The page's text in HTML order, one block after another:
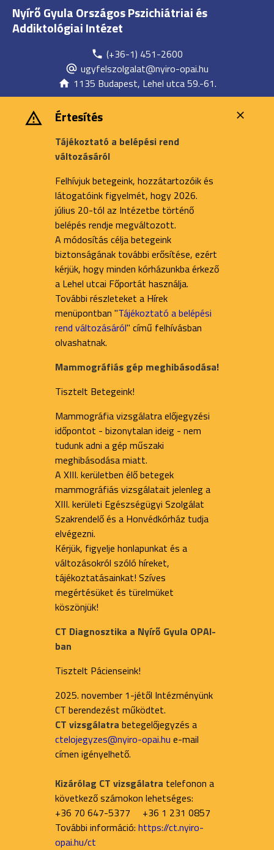
Nyírő Gyula Országos Pszichiátriai és
Addiktológiai Intézet
(+36-1) 451-2600
ugyfelszolgalat@nyiro-opai.hu
1135 Budapest, Lehel utca 59.-61.
Értesítés
Tájékoztató a belépési rend
változásáról
Felhívjuk betegeink, hozzátartozóik és
látogatóink figyelmét, hogy 2026.
július 20-tól az Intézetbe történő
belépés rendje megváltozott.
A módosítás célja betegeink
biztonságának további erősítése, ezért
kérjük, hogy minden kórházunkba érkező
a Lehel utcai Főportát használja.
További részleteket a Hírek
menüpontban "Tájékoztató a belépési
rend változásáról" című felhívásban
olvashatnak.
Mammográfiás gép meghibásodása!
Tisztelt Betegeink!
Mammográfia vizsgálatra előjegyzési
időpontot - bizonytalan ideig - nem
tudunk adni a gép műszaki
meghibásodása miatt.
A XIII. kerületben élő betegek
mammográfiás vizsgálatait jelenleg a
XIII. kerületi Egészségügyi Szolgálat
Szakrendelő és a Honvédkórház tudja
elvégezni.
Kérjük, figyelje honlapunkat és a
változásokról szóló híreket,
tájékoztatásainkat! Szíves
megértésüket és türelmüket
köszönjük!
CT Diagnosztika a Nyírő Gyula OPAI-
ban
Tisztelt Pácienseink!
2025. november 1-jétől Intézményünk
CT berendezést működtet.
CT vizsgálatra betegelőjegyzés a
ctelojegyzes@nyiro-opai.hu e-mail
címen igényelhető.
Kizárólag CT vizsgálatra telefonon a
következő számokon lehetséges:
+36 70 647-5377 +36 1 231 0857
További információ: https://ct.nyiro-
opai.hu/ct